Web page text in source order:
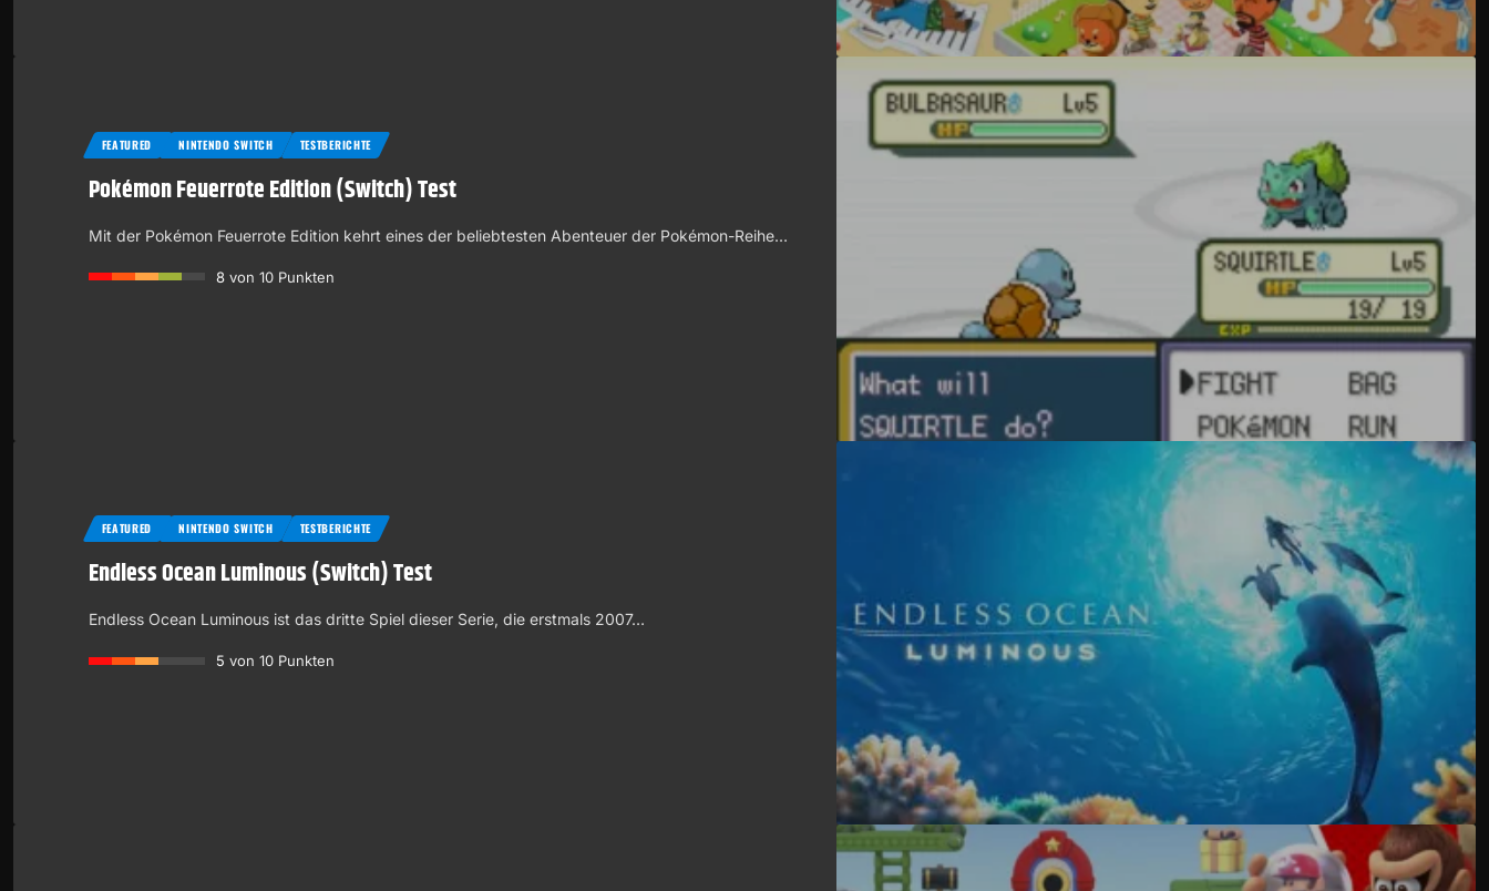
FEATURED NINTENDO SWITCH TESTBERICHTE
Pokémon Feuerrote Edition (Switch) Test
Mit der Pokémon Feuerrote Edition kehrt eines der beliebtesten Abenteuer der Pokémon-Reihe…
8von 10 Punkten
FEATURED NINTENDO SWITCH TESTBERICHTE
Endless Ocean Luminous (Switch) Test
Endless Ocean Luminous ist das dritte Spiel dieser Serie, die erstmals 2007…
5 von 10 Punkten